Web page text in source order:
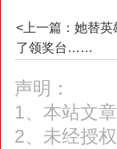
<上一篇：她替英
了领奖台……
声明：
1、本站文
2、未经授